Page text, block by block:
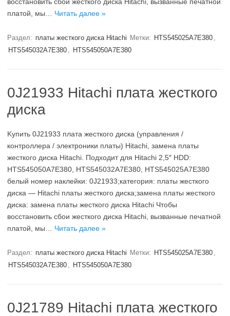
платой, мы… Читать далее »
Раздел: платы жесткого диска Hitachi Метки: HTS545025A7E380 ,
HTS545032A7E380 , HTS545050A7E380
0J21933 Hitachi плата жесткого
диска
Kупить 0J21933 плата жесткого диска (управления /
контроллера / электроники платы) Hitachi, замена платы
жесткого диска Hitachi. Подходит для Hitachi 2,5″ HDD:
HTS545050A7E380, HTS545032A7E380, HTS545025A7E380
белый номер наклейки: 0J21933;категория: платы жесткого
диска — Hitachi платы жесткого диска;замена платы жесткого
диска: замена платы жесткого диска Hitachi Чтобы
восстановить сбои жесткого диска Hitachi, вызванные печатной
платой, мы… Читать далее »
Раздел: платы жесткого диска Hitachi Метки: HTS545025A7E380 ,
HTS545032A7E380 , HTS545050A7E380
0J21789 Hitachi плата жесткого